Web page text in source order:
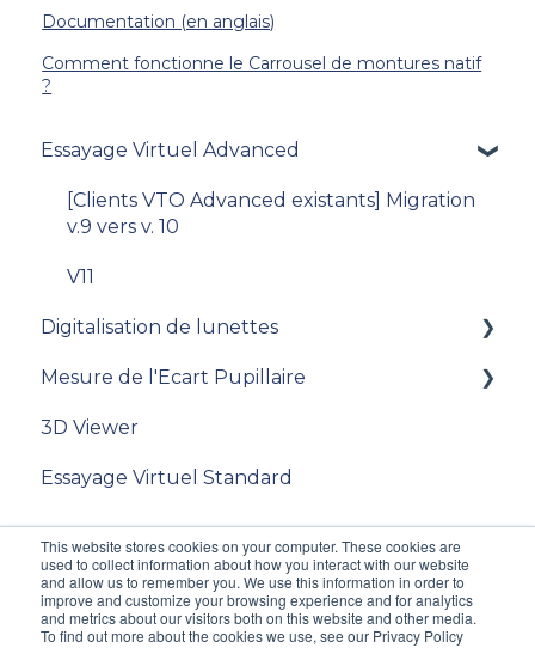
This website stores cookies on your computer. These cookies are
used to collect information about how you interact with our website
and allow us to remember you. We use this information in order to
improve and customize your browsing experience and for analytics
and metrics about our visitors both on this website and other media.
To find out more about the cookies we use, see our Privacy Policy
Documentation (en anglais)
Comment fonctionne le Carrousel de montures natif
?
Essayage Virtuel Advanced
[Clients VTO Advanced existants] Migration
v.9 vers v. 10
V11
Digitalisation de lunettes
Documentation
Passer une commande
Gestion des commandes
Livraison
Gestion des comptes
[Pour les clients Standard à partir d’une
Mesure de l'Ecart Pupillaire
Documentation
3D Viewer
Essayage Virtuel Standard